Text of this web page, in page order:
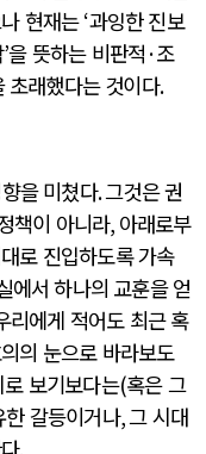
현재는‘과잉한 진보
’을 뜻하는 비판적 ·조
초래했다는 것이다.
을 미쳤다.그것은 권
책이 아니라, 아래로부
로 진입하도록 가속
에서 하나의 교훈을 얻
리에게 적어도 최근 혹
의 눈으로 바라보도
보기보다는(혹은 그
갈등이거나,그 시대